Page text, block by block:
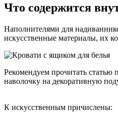
Что содержится
Наполнителями для
искусственные материалы, их
Рекомендуем прочитать статью
наволочку на декоративную
К искусственным причислены: